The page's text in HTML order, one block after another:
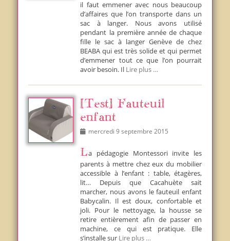
il faut emmener avec nous beaucoup
d’affaires que l’on transporte dans un
sac à langer. Nous avons utilisé
pendant la première année de chaque
fille le sac à langer Genève de chez
BEABA qui est très solide et qui permet
d’emmener tout ce que l’on pourrait
avoir besoin. Il Lire plus …
[Test] Fauteuil
enfant
Postedmercredi 9 septembre 2015
La pédagogie Montessori invite les
parents à mettre chez eux du mobilier
accessible à l’enfant : table, étagères,
lit… Depuis que Cacahuète sait
marcher, nous avons le fauteuil enfant
Babycalin. Il est doux, confortable et
joli. Pour le nettoyage, la housse se
retire entièrement afin de passer en
machine, ce qui est pratique. Elle
s’installe sur Lire plus …